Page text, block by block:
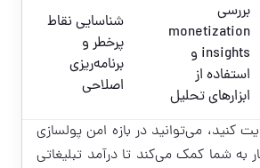
بررسی
monetization
insights و
استفاده از
ابزارهای تحلیل
شناسایی نقاط
پرخطر و
برنامه‌ریزی
اصلاحی
کنید، می‌توانید در بازه امن پولسازی
به شما کمک می‌کند تا درآمد تبلیغاتی